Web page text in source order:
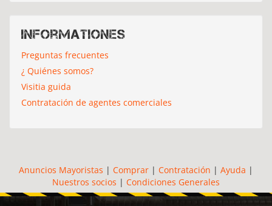
Informationes
Preguntas frecuentes
¿ Quiénes somos?
Visitia guida
Contratación de agentes comerciales
Anuncios Mayoristas | Comprar | Contratación | Ayuda |
Nuestros socios | Condiciones Generales